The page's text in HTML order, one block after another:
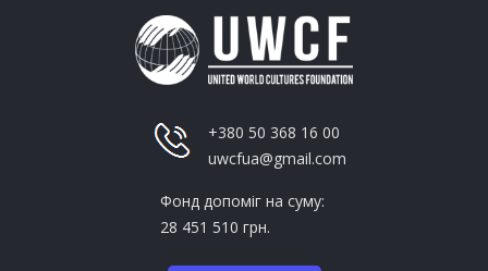
+380 50 368 16 00
uwcfua@gmail.com
Фонд допоміг на суму:
28 451 510 грн.